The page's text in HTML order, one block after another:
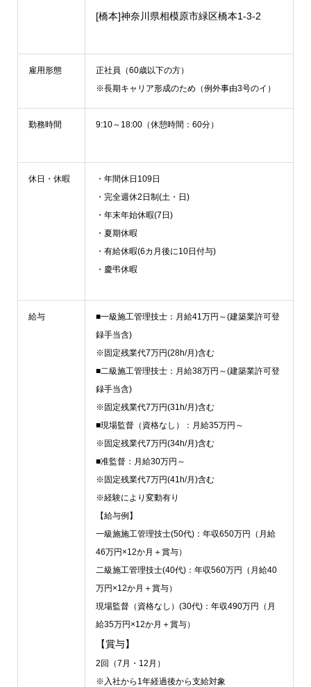
[橋本]神奈川県相模原市緑区橋本1-3-2
雇用形態
正社員（60歳以下の方）
※長期キャリア形成のため（例外事由3号のイ）
勤務時間 9:10～18:00（休憩時間：60分）
休日・休暇
・年間休日109日
・完全週休2日制(土・日)
・年末年始休暇(7日)
・夏期休暇
・有給休暇(6カ月後に10日付与)
・慶弔休暇
給与
■一級施工管理技士：月給41万円～(建築業許可登
録手当含)
※固定残業代7万円(28h/月)含む
■二級施工管理技士：月給38万円～(建築業許可登
録手当含)
※固定残業代7万円(31h/月)含む
■現場監督（資格なし）：月給35万円～
※固定残業代7万円(34h/月)含む
■准監督：月給30万円～
※固定残業代7万円(41h/月)含む
※経験により変動有り
【給与例】
一級施施工管理技士(50代)：年収650万円（月給
46万円×12か月＋賞与）
二級施工管理技士(40代)：年収560万円（月給40
万円×12か月＋賞与）
現場監督（資格なし）(30代)：年収490万円（月
給35万円×12か月＋賞与）
【賞与】
2回（7月・12月）
※入社から1年経過後から支給対象